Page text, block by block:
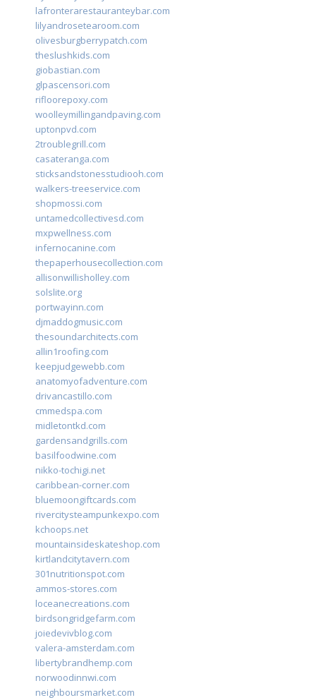
lafronterarestauranteybar.com
lilyandrosetearoom.com
olivesburgberrypatch.com
theslushkids.com
giobastian.com
glpascensori.com
rifloorepoxy.com
woolleymillingandpaving.com
uptonpvd.com
2troublegrill.com
casateranga.com
sticksandstonesstudiooh.com
walkers-treeservice.com
shopmossi.com
untamedcollectivesd.com
mxpwellness.com
infernocanine.com
thepaperhousecollection.com
allisonwillisholley.com
solslite.org
portwayinn.com
djmaddogmusic.com
thesoundarchitects.com
allin1roofing.com
keepjudgewebb.com
anatomyofadventure.com
drivancastillo.com
cmmedspa.com
midletontkd.com
gardensandgrills.com
basilfoodwine.com
nikko-tochigi.net
caribbean-corner.com
bluemoongiftcards.com
rivercitysteampunkexpo.com
kchoops.net
mountainsideskateshop.com
kirtlandcitytavern.com
301nutritionspot.com
ammos-stores.com
loceanecreations.com
birdsongridgefarm.com
joiedevivblog.com
valera-amsterdam.com
libertybrandhemp.com
norwoodinnwi.com
neighboursmarket.com